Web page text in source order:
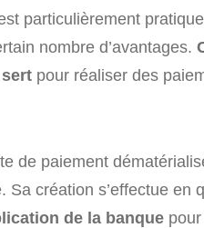
particulièrement
nombre d’avantages.
pour réaliser des
de paiement
Sa création s’effectue en
de la banque